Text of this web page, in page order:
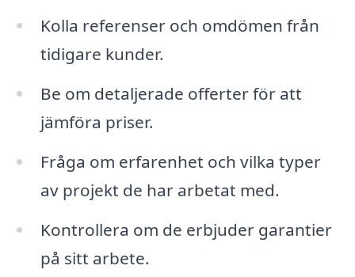
Kolla referenser och omdömen från
tidigare kunder.
Be om detaljerade offerter för att
jämföra priser.
Fråga om erfarenhet och vilka typer
av projekt de har arbetat med.
Kontrollera om de erbjuder garantier
på sitt arbete.